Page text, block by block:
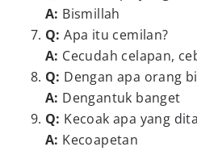
A: Bismillah
Q:Apa itu cemilan?
A: Cecudah celapan,
Q: Dengan apa orang
A: Dengantuk banget
Q: Kecoak apa yang
A: Kecoapetan